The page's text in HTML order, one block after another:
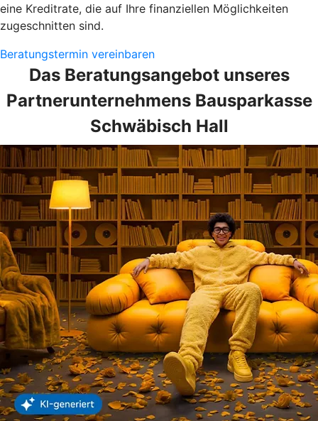
eine Kreditrate, die auf Ihre finanziellen Möglichkeiten
zugeschnitten sind.
Beratungstermin vereinbaren
Das Beratungsangebot unseres
Partnerunternehmens Bausparkasse
Schwäbisch Hall